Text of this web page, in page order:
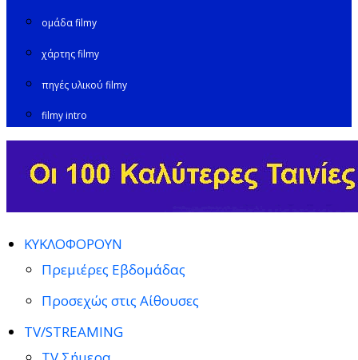
ομάδα filmy
χάρτης filmy
πηγές υλικού filmy
filmy intro
ΚΥΚΛΟΦΟΡΟΥΝ
Πρεμιέρες Εβδομάδας
Προσεχώς στις Αίθουσες
TV/STREAMING